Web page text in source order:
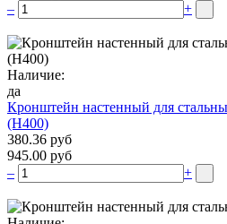
–
+
Наличие:
да
Кронштейн настенный для
(H400)
380.36 руб
945.00 руб
–
+